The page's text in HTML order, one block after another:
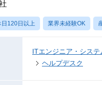
日120日以上 業界未経験OK
ITエンジニア・システ
ヘルプデスク